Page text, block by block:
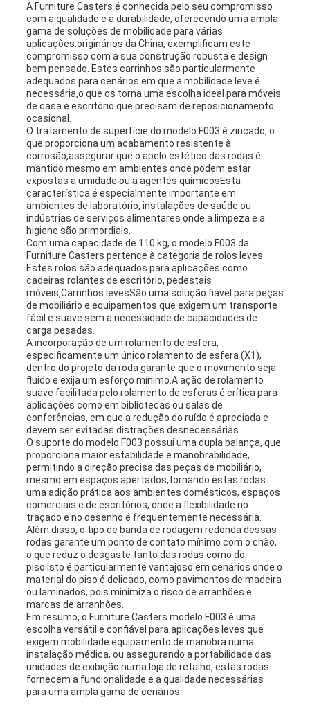
A Furniture Casters é conhecida pelo seu compromisso
com a qualidade e a durabilidade, oferecendo uma ampla
gama de soluções de mobilidade para várias
aplicações.originários da China, exemplificam este
compromisso com a sua construção robusta e design
bem pensado. Estes carrinhos são particularmente
adequados para cenários em que a mobilidade leve é
necessária,o que os torna uma escolha ideal para móveis
de casa e escritório que precisam de reposicionamento
ocasional.
O tratamento de superfície do modelo F003 é zincado, o
que proporciona um acabamento resistente à
corrosão,assegurar que o apelo estético das rodas é
mantido mesmo em ambientes onde podem estar
expostas a umidade ou a agentes químicosEsta
característica é especialmente importante em
ambientes de laboratório, instalações de saúde ou
indústrias de serviços alimentares onde a limpeza e a
higiene são primordiais.
Com uma capacidade de 110 kg, o modelo F003 da
Furniture Casters pertence à categoria de rolos leves.
Estes rolos são adequados para aplicações como
cadeiras rolantes de escritório, pedestais
móveis,Carrinhos levesSão uma solução fiável para peças
de mobiliário e equipamentos que exigem um transporte
fácil e suave sem a necessidade de capacidades de
carga pesadas.
A incorporação de um rolamento de esfera,
especificamente um único rolamento de esfera (X1),
dentro do projeto da roda garante que o movimento seja
fluido e exija um esforço mínimo.A ação de rolamento
suave facilitada pelo rolamento de esferas é crítica para
aplicações como em bibliotecas ou salas de
conferências, em que a redução do ruído é apreciada e
devem ser evitadas distrações desnecessárias.
O suporte do modelo F003 possui uma dupla balança, que
proporciona maior estabilidade e manobrabilidade,
permitindo a direção precisa das peças de mobiliário,
mesmo em espaços apertados,tornando estas rodas
uma adição prática aos ambientes domésticos, espaços
comerciais e de escritórios, onde a flexibilidade no
traçado e no desenho é frequentemente necessária.
Além disso, o tipo de banda de rodagem redonda dessas
rodas garante um ponto de contato mínimo com o chão,
o que reduz o desgaste tanto das rodas como do
piso.Isto é particularmente vantajoso em cenários onde o
material do piso é delicado, como pavimentos de madeira
ou laminados, pois minimiza o risco de arranhões e
marcas de arranhões.
Em resumo, o Furniture Casters modelo F003 é uma
escolha versátil e confiável para aplicações leves que
exigem mobilidade.equipamento de manobra numa
instalação médica, ou assegurando a portabilidade das
unidades de exibição numa loja de retalho, estas rodas
fornecem a funcionalidade e a qualidade necessárias
para uma ampla gama de cenários.